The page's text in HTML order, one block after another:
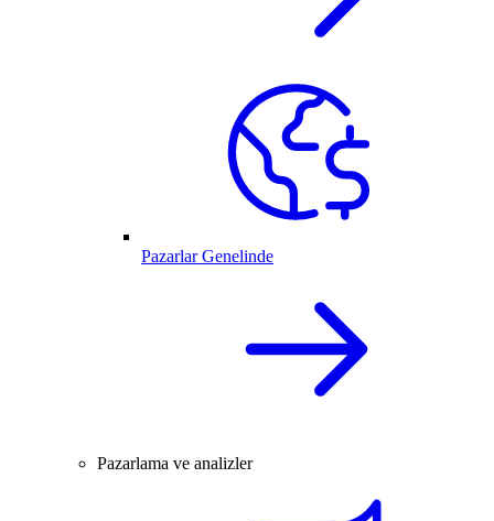
Pazarlar Genelinde
Pazarlama ve analizler